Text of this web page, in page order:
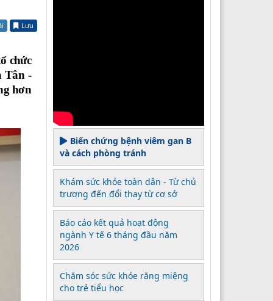
Lưu
chức
Tân -
hơn
Biến chứng bệnh viêm gan B
và cách phòng tránh
Khám sức khỏe toàn dân - Từ chủ
trương đến đổi thay từ cơ sở
Báo cáo kết quả hoạt động
ngành Y tế 6 tháng đầu năm
2026
Chăm sóc sức khỏe răng miệng
cho trẻ tiểu học